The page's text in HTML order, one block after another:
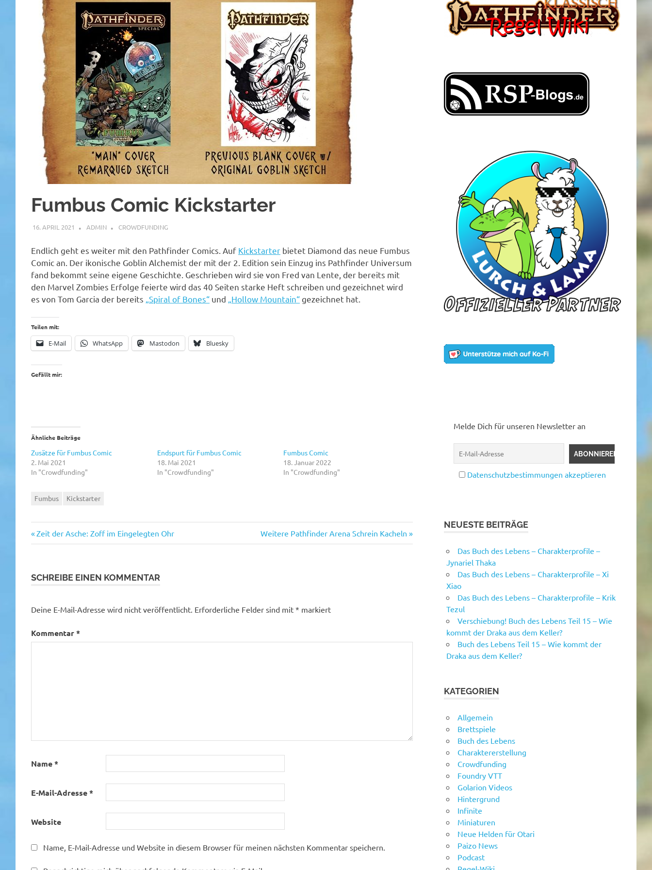
Fumbus Comic Kickstarter
16. APRIL 2021 ADMIN CROWDFUNDING
Endlich geht es weiter mit den Pathfinder Comics. Auf Kickstarter bietet Diamond das neue Fumbus
Comic an. Der ikonische Goblin Alchemist der mit der 2. Edition sein Einzug ins Pathfinder Universum
fand bekommt seine eigene Geschichte. Geschrieben wird sie von Fred van Lente, der bereits mit
den Marvel Zombies Erfolge feierte wird das 40 Seiten starke Heft schreiben und gezeichnet wird
es von Tom Garcia der bereits „Spiral of Bones“ und „Hollow Mountain“ gezeichnet hat.
Teilen mit:
E-Mail WhatsApp Mastodon Bluesky
Gefällt mir:
Ähnliche Beiträge
Zusätze für Fumbus Comic
2. Mai 2021
In "Crowdfunding"
Endspurt für Fumbus Comic
18. Mai 2021
In "Crowdfunding"
Fumbus Comic
18. Januar 2022
In "Crowdfunding"
Fumbus Kickstarter
Beitragsnavigation
Vorheriger
Beitrag:
Zeit der Asche: Zoff im Eingelegten Ohr
Nächster
Beitrag:
Weitere Pathfinder Arena Schrein Kacheln
SCHREIBE EINEN KOMMENTAR
Deine E-Mail-Adresse wird nicht veröffentlicht. Erforderliche Felder sind mit * markiert
Kommentar*
Name*
E-Mail-Adresse*
Website
Name, E-Mail-Adresse und Website in diesem Browser für meinen nächsten Kommentar speichern.
Melde Dich für unseren Newsletter an
Datenschutzbestimmungen akzeptieren
NEUESTE BEITRÄGE
Das Buch des Lebens – Charakterprofile –
Jynariel Thaka
Das Buch des Lebens – Charakterprofile – Xi
Xiao
Das Buch des Lebens – Charakterprofile – Krik
Tezul
Verschiebung! Buch des Lebens Teil 15 – Wie
kommt der Draka aus dem Keller?
Buch des Lebens Teil 15 – Wie kommt der
Draka aus dem Keller?
KATEGORIEN
Allgemein
Brettspiele
Buch des Lebens
Charaktererstellung
Crowdfunding
Foundry VTT
Golarion Videos
Hintergrund
Infinite
Miniaturen
Neue Helden für Otari
Paizo News
Podcast